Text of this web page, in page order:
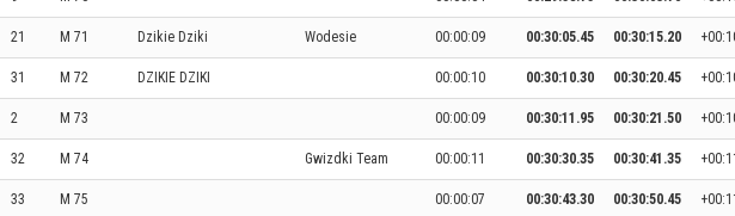
21 M 71 Dzikie Dziki Wodesie 00:00:09 00:30:05.45 00:30:15.20
31 M 72 DZIKIE DZIKI 00:00:10 00:30:10.30 00:30:20.45
2 M 73 00:00:09 00:30:11.95 00:30:21.50
32 M 74 Gwizdki Team 00:00:11 00:30:30.35 00:30:41.35
33 M 75 00:00:07 00:30:43.30 00:30:50.45